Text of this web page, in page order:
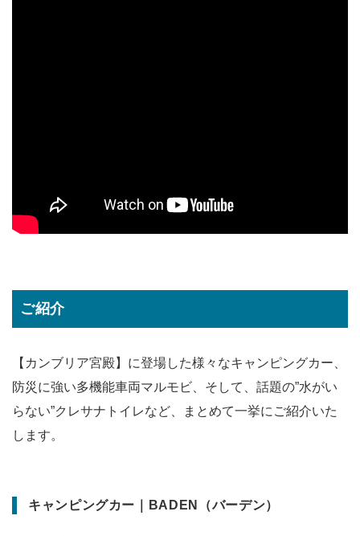
ご紹介
【カンブリア宮殿】に登場した様々なキャンピングカー、
防災に強い多機能車両マルモビ、そして、話題の”水がい
らない”クレサナトイレなど、まとめて一挙にご紹介いた
します。
キャンピングカー｜BADEN（バーデン）